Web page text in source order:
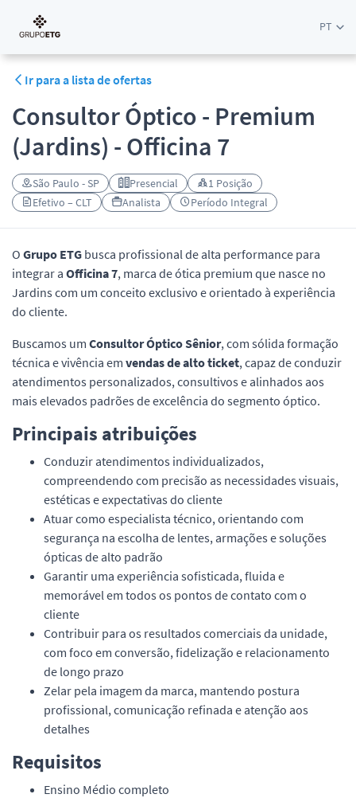
PT
Ir para a lista de ofertas
Consultor Óptico - Premium
(Jardins) - Officina 7
São Paulo - SP Presencial
1 Posição
Efetivo – CLT
Analista Período Integral
O Grupo ETG busca profissional de alta performance para
integrar a Officina 7, marca de ótica premium que nasce no
Jardins com um conceito exclusivo e orientado à experiência
do cliente.
Buscamos um Consultor Óptico Sênior, com sólida formação
técnica e vivência em vendas de alto ticket, capaz de conduzir
atendimentos personalizados, consultivos e alinhados aos
mais elevados padrões de excelência do segmento óptico.
Principais atribuições
Conduzir atendimentos individualizados,
compreendendo com precisão as necessidades visuais,
estéticas e expectativas do cliente
Atuar como especialista técnico, orientando com
segurança na escolha de lentes, armações e soluções
ópticas de alto padrão
Garantir uma experiência sofisticada, fluida e
memorável em todos os pontos de contato com o
cliente
Contribuir para os resultados comerciais da unidade,
com foco em conversão, fidelização e relacionamento
de longo prazo
Zelar pela imagem da marca, mantendo postura
profissional, comunicação refinada e atenção aos
detalhes
Requisitos
Ensino Médio completo